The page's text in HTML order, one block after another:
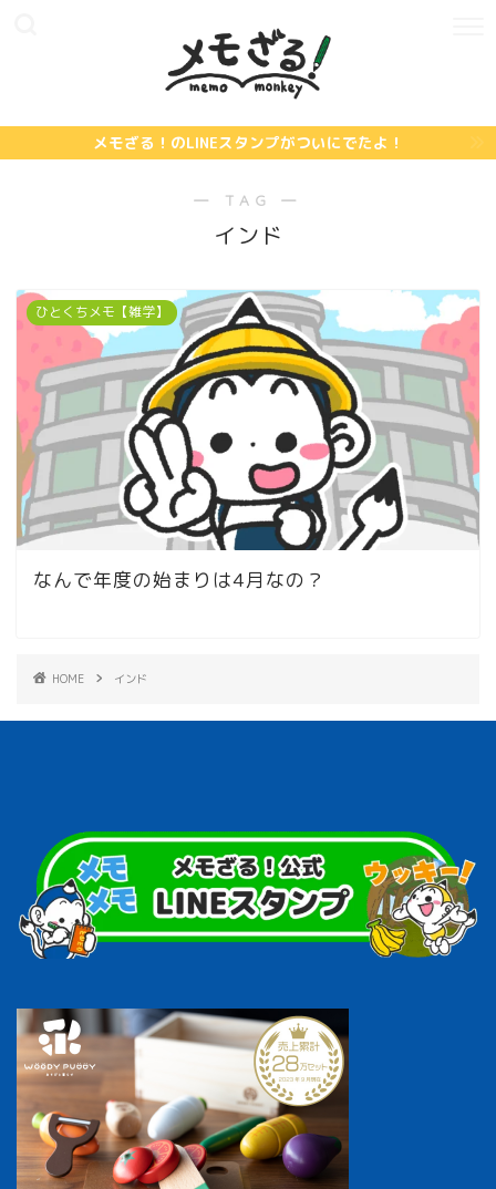
メモざる！のLINEスタンプがついにでたよ！
― TAG ―
インド
ひとくちメモ【雑学】
なんで年度の始まりは4月なの？
HOME インド